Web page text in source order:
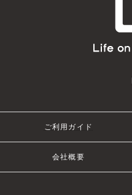
ご利用ガイド
会社概要